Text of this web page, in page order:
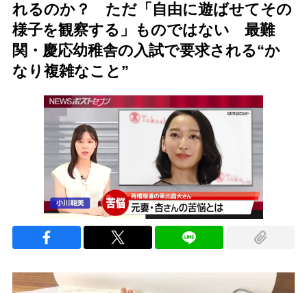
れるのか？ ただ「自由に遊ばせてその
様子を観察する」ものではない 最難
関・慶応幼稚舎の入試で要求される“か
なり複雑なこと”